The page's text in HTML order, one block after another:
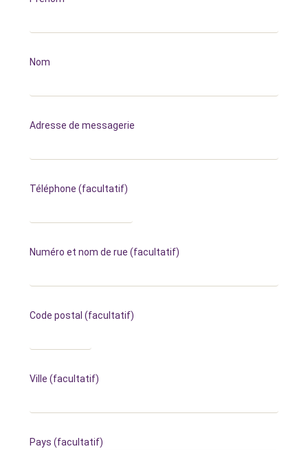
Nom
Adresse de messagerie
Téléphone (facultatif)
Numéro et nom de rue (facultatif)
Code postal (facultatif)
Ville (facultatif)
Pays (facultatif)